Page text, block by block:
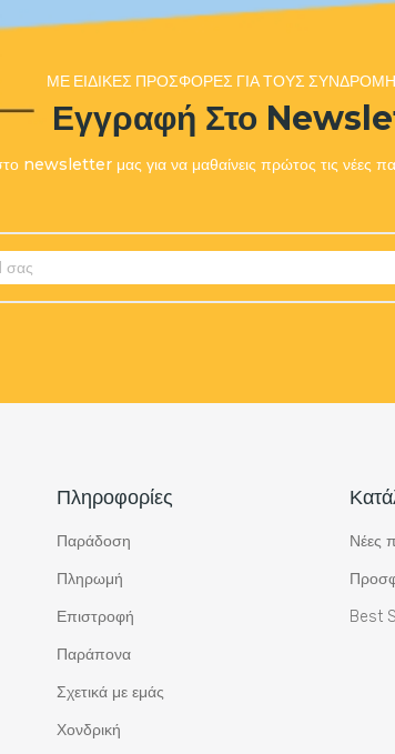
ΜΕ ΕΙΔΙΚΈΣ ΠΡΟΣΦΟΡΈΣ ΓΙΑ ΤΟΥΣ
Εγγραφή Στο
newsletter μας για να μαθαίνεις πρώτος τις νέες
Πληροφορίες
Παράδοση
Πληρωμή
Επιστροφή
Παράπονα
Σχετικά με εμάς
Χονδρική
Νέες
Best